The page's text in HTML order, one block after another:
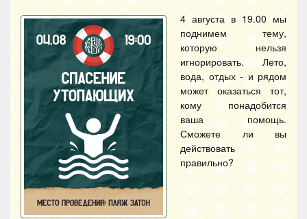
4 августа в 19.00 мы
поднимем тему,
которую нельзя
игнорировать. Лето,
вода, отдых - и рядом
может оказаться тот,
кому понадобится
ваша помощь.
Сможете ли вы
действовать
правильно?